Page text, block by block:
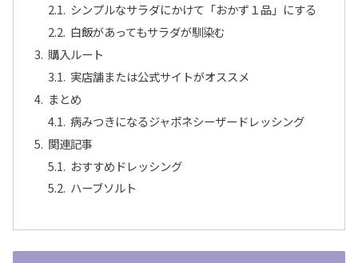
シンプルなサラダにかけて「おかず１品」にする
白飯があってもサラダが馴染む
購入ルート
実店舗または公式サイトがオススメ
まとめ
病みつきになるジャポネシーザードレッシング
関連記事
おすすめドレッシング
ハーブソルト